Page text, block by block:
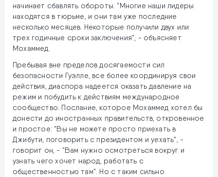
начинает сбавлять обороты. "Многие наши лидеры
находятся в тюрьме, и они там уже последние
несколько месяцев. Некоторые получили двух или
трех годичные сроки заключения", - объясняет
Мохаммед.
Пребывая вне пределов досягаемости сил
безопасности Гуэлле, все более координируя свои
действия, диаспора надеется оказать давление на
режим и побудить к действиям международное
сообщество. Послание, которое Мохаммед хотел бы
донести до иностранных правительств, откровенное
и простое: "Вы не можете просто приехать в
Джибути, поговорить с президентом и уехать", -
говорит он, - "Вам нужно осмотреться вокруг и
узнать чего хочет народ, работать с
общественностью там". Но с таким сильно